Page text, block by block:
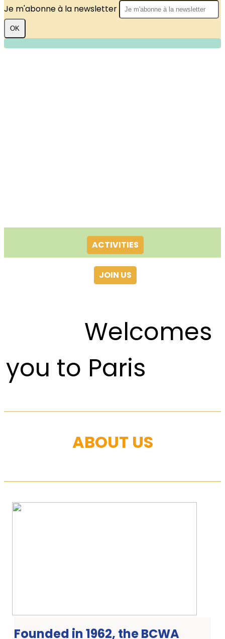
Je m'abonne à la newsletter
OK
ACTIVITIES
JOIN US
Welcomes
you to Paris
ABOUT US
Founded in 1962, the BCWA